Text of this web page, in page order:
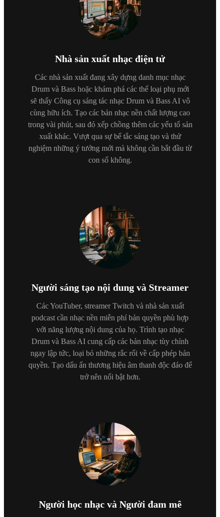
Nhà sản xuất nhạc điện tử
Các nhà sản xuất đang xây dựng danh mục nhạc
Drum và Bass hoặc khám phá các thể loại phụ mới
sẽ thấy Công cụ sáng tác nhạc Drum và Bass AI vô
cùng hữu ích. Tạo các bản nhạc nền chất lượng cao
trong vài phút, sau đó xếp chồng thêm các yếu tố sản
xuất khác. Vượt qua sự bế tắc sáng tạo và thử
nghiệm những ý tưởng mới mà không cần bắt đầu từ
con số không.
Người sáng tạo nội dung và Streamer
Các YouTuber, streamer Twitch và nhà sản xuất
podcast cần nhạc nền miễn phí bản quyền phù hợp
với năng lượng nội dung của họ. Trình tạo nhạc
Drum và Bass AI cung cấp các bản nhạc tùy chỉnh
ngay lập tức, loại bỏ những rắc rối về cấp phép bản
quyền. Tạo dấu ấn thương hiệu âm thanh độc đáo để
trở nên nổi bật hơn.
Người học nhạc và Người đam mê